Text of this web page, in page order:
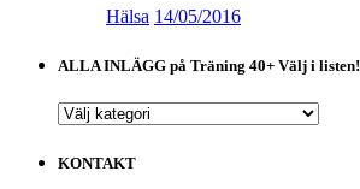
Hälsa 14/05/2016
ALLA INLÄGG på Träning 40+ Välj i listen!
ALLA
på
KONTAKT